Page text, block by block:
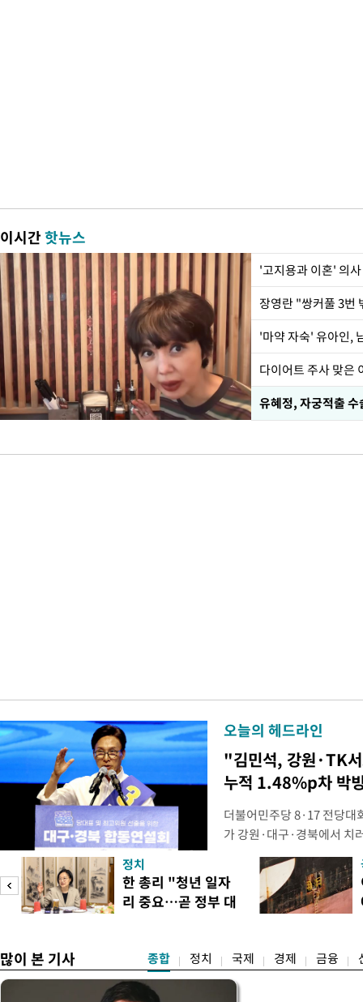
이시간핫뉴스
'고지용과 이혼' 의
'마약 자숙' 유아인,
유혜정, 자궁적출
오늘의 헤드라인
"김민석, 강원·TK
누적 1.48%p차 박
더불어민주당 8·17 전당대
가 강원·대구·경북에서 치
48.54%(1만8977표)를 얻
를 1622표(4.14%p) 차로
·인천 권리당원 투표에서
적 합산(가중치 미반영)에
정치
한 총리 "청년 일자
리 중요…곧 정부 대
많이 본 기사 종합 정치 국제 경제 금융